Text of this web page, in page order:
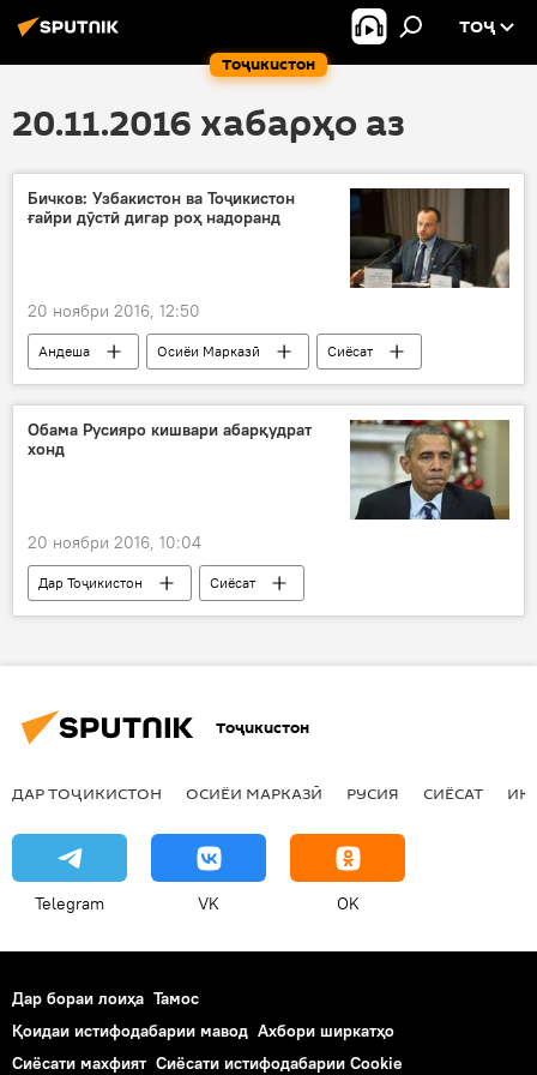
Тоҷикистон
ТОҶ
20.11.2016 хабарҳо аз
Бичков: Узбакистон ва Тоҷикистон
ғайри дӯстӣ дигар роҳ надоранд
20 ноябри 2016, 12:50
Андеша Осиёи Марказӣ
Сиёсат
Ҳамаи хабарҳо
Узбекистон
Алексей Бичков
сиёсати хориҷии Узбакистон
Дар Тоҷикистон
Обама Русияро кишвари абарқудрат
хонд
20 ноябри 2016, 10:04
Дар Тоҷикистон
Сиёсат
Ҳамаи хабарҳо
ИМА
Олмон
Тоҷикистон
ДАР ТОҶИКИСТОН ОСИЁИ МАРКАЗӢ РУСИЯ СИЁСАТ
Telegram VK OK
Дар бораи лоиҳа Тамос
Қоидаи истифодабарии мавод Ахбори ширкатҳо
Сиёсати махфият Сиёсати истифодабарии Cookie